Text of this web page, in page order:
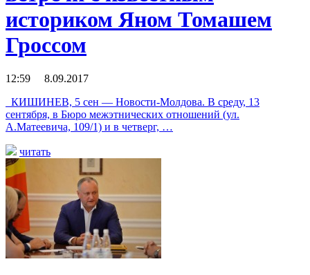
историком Яном Томашем
Гроссом
12:59 8.09.2017
КИШИНЕВ, 5 сен — Новости-Молдова. В среду, 13
сентября, в Бюро межэтнических отношений (ул.
A.Maтеевича, 109/1) и в четверг, …
читать